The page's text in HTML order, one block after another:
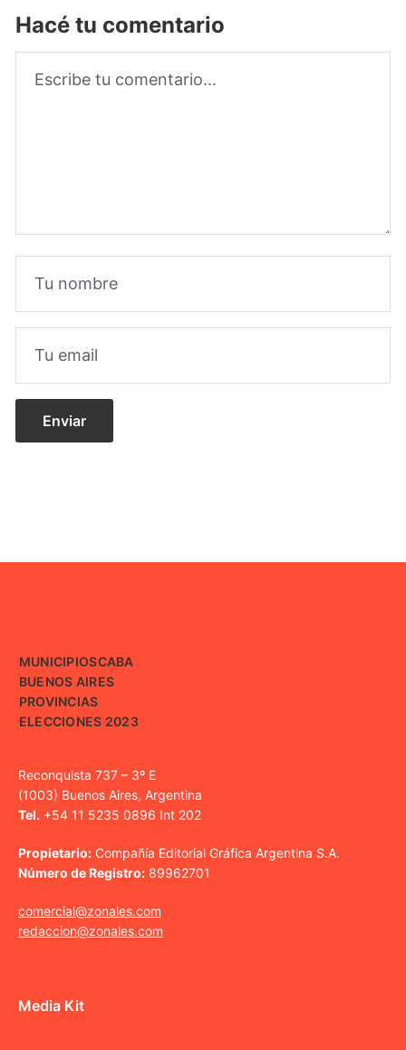
Hacé tu comentario
MUNICIPIOSCABA
BUENOS AIRES
PROVINCIAS
ELECCIONES 2023
Reconquista 737 – 3º E
(1003) Buenos Aires, Argentina
Tel. +54 11 5235 0896 Int 202
Propietario: Compañía Editorial Gráfica Argentina S.A.
Número de Registro: 89962701
comercial@zonales.com
redaccion@zonales.com
Media Kit